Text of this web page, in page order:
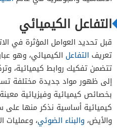
نسبة الضغط
تركيز المواد الكيميائية
إضافة غاز خامل
درجة الحرارة
المواد المحفزة
التفاعل الكيميائي
قبل تحديد العوامل المؤثرة في
تعريف التفاعل الكيميائي، وهو
تتضمن تفكيك روابط كيميائية،
إلى ظهور مواد جديدة مختلفة
بخصائص كيميائية وفيزيائية
كيميائية أساسية نذكر منها على
والأيض، والبناء الضوئي، وعمليات